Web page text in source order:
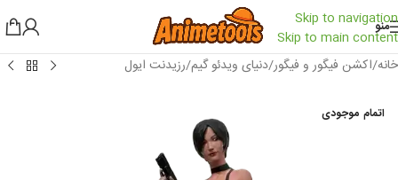
Skip to navigation
Skip to main content
منو
خانه/اکشن فیگور و فیگور/دنیای ویدئو گیم/رزیدنت ایول
اتمام موجودی